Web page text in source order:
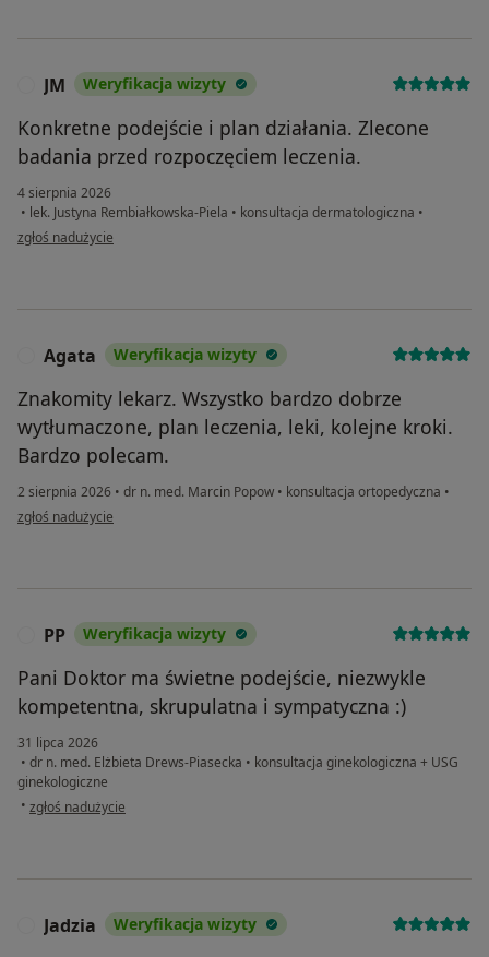
JM Weryfikacja wizyty
Konkretne podejście i plan działania. Zlecone
badania przed rozpoczęciem leczenia.
4 sierpnia 2026
• lek. Justyna Rembiałkowska-Piela • konsultacja dermatologiczna •
w opinii użytkownika JM
zgłoś nadużycie
Agata Weryfikacja wizyty
Znakomity lekarz. Wszystko bardzo dobrze
wytłumaczone, plan leczenia, leki, kolejne kroki.
Bardzo polecam.
2 sierpnia 2026 • dr n. med. Marcin Popow • konsultacja ortopedyczna •
w opinii użytkownika Agata
zgłoś nadużycie
PP Weryfikacja wizyty
Pani Doktor ma świetne podejście, niezwykle
kompetentna, skrupulatna i sympatyczna :)
31 lipca 2026
• dr n. med. Elżbieta Drews-Piasecka • konsultacja ginekologiczna + USG
ginekologiczne
• w opinii użytkownika PP
zgłoś nadużycie
Jadzia Weryfikacja wizyty